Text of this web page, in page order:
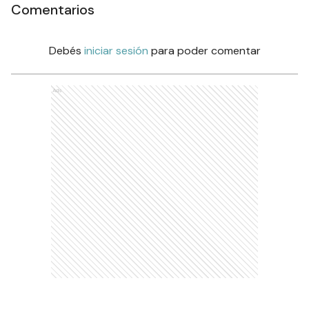
Comentarios
Debés iniciar sesión para poder comentar
Ads